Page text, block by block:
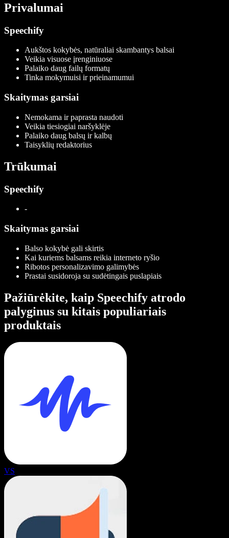
Privalumai
Speechify
Aukštos kokybės, natūraliai skambantys balsai
Veikia visuose įrenginiuose
Palaiko daug failų formatų
Tinka mokymuisi ir prieinamumui
Skaitymas garsiai
Nemokama ir paprasta naudoti
Veikia tiesiogiai naršyklėje
Palaiko daug balsų ir kalbų
Taisyklių redaktorius
Trūkumai
Speechify
-
Skaitymas garsiai
Balso kokybė gali skirtis
Kai kuriems balsams reikia interneto ryšio
Ribotos personalizavimo galimybės
Prastai susidoroja su sudėtingais puslapiais
Pažiūrėkite, kaip Speechify atrodo
palyginus su kitais populiariais
produktais
VS